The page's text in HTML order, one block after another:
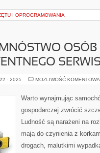
I OPROGRAMOWANIA
- 2025 MOŻLIWOŚĆ
Warto wynajmując
gospodarczej zwrócić
Ludność są narażeni na
mają do czynienia z
drogach, malutkimi